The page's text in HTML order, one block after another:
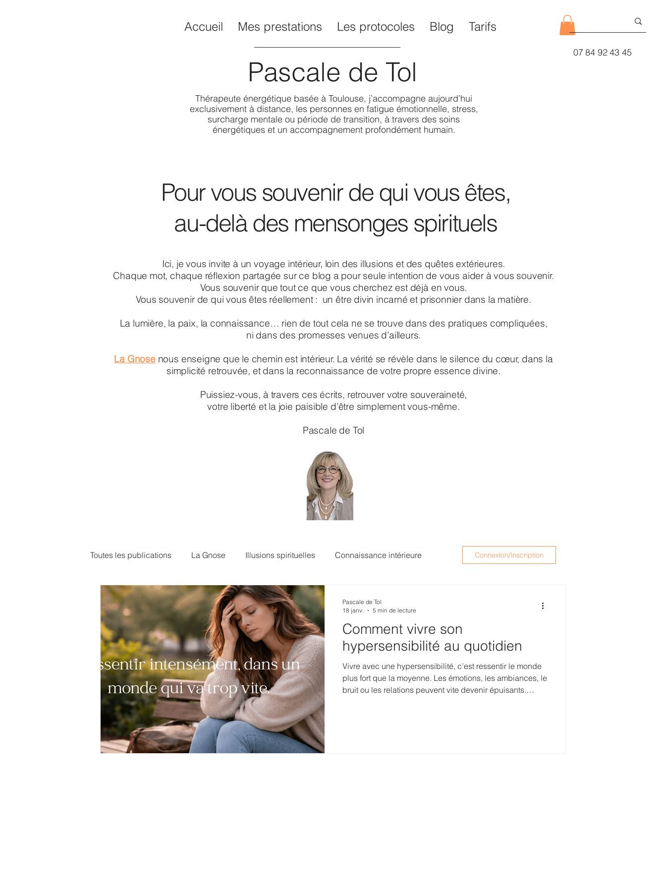
Accueil Mes prestations Les protocoles Blog Tarifs
Pascale de Tol
Thérapeute énergétique basée à Toulouse, j’accompagne aujourd’hui
exclusivement à distance, les personnes en fatigue émotionnelle, stress,
surcharge mentale ou période de transition, à travers des soins
énergétiques et un accompagnement profondément humain.
07 84 92 43 45
Pour vous souvenir de qui vous êtes,
au-delà des mensonges spirituels
Ici, je vous invite à un voyage intérieur, loin des illusions et des quêtes extérieures.
Chaque mot, chaque réflexion partagée sur ce blog a pour seule intention de vous aider à vous souvenir.
Vous souvenir que tout ce que vous cherchez est déjà en vous.
Vous souvenir de qui vous êtes réellement : un être divin incarné et prisonnier dans la matière.
La lumière, la paix, la connaissance… rien de tout cela ne se trouve dans des pratiques compliquées,
ni dans des promesses venues d’ailleurs.
La Gnosenous enseigne que le chemin est intérieur. La vérité se révèle dans le silence du cœur, dans la
simplicité retrouvée, et dans la reconnaissance de votre propre essence divine.
Puissiez-vous, à travers ces écrits, retrouver votre souveraineté,
votre liberté et la joie paisible d’être simplement vous-même.
Pascale de Tol
Toutes les publications La Gnose Illusions spirituelles Connaissance intérieure Connexion/Inscription
Comment vivre son
hypersensibilité au quotidien
Vivre avec une hypersensibilité, c’est ressentir le monde
plus fort que la moyenne. Les émotions, les ambiances, le
bruit ou les relations peuvent vite devenir épuisants.
Pascale de Tol
18 janv.
5 min de lecture